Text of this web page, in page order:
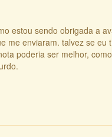
estou sendo obrigada a
me enviaram. talvez se eu
poderia ser melhor,